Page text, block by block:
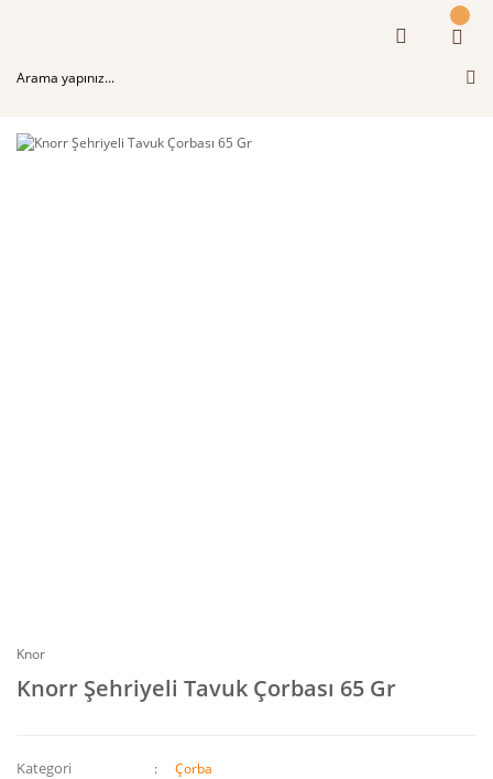
Knor
Knorr Şehriyeli Tavuk Çorbası 65 Gr
Kategori Çorba